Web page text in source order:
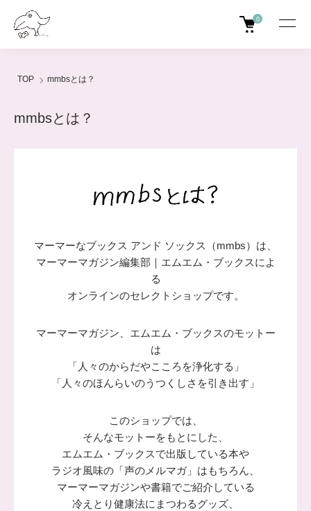
0
TOP mmbsとは？
mmbsとは？
マーマーなブックス アンド ソックス（mmbs）は、
マーマーマガジン編集部｜エムエム・ブックスによ
る
オンラインのセレクトショップです。
マーマーマガジン、エムエム・ブックスのモットー
は
「人々のからだやこころを浄化する」
「人々のほんらいのうつくしさを引き出す」
このショップでは、
そんなモットーをもとにした、
エムエム・ブックスで出版している本や
ラジオ風味の「声のメルマガ」はもちろん、
マーマーマガジンや書籍でご紹介している
冷えとり健康法にまつわるグッズ、